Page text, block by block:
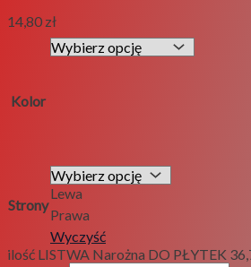
14,80 zł
Kolor
Strony
Lewa
Prawa
Wyczyść
ilość LISTWA Narożna DO PŁYTEK